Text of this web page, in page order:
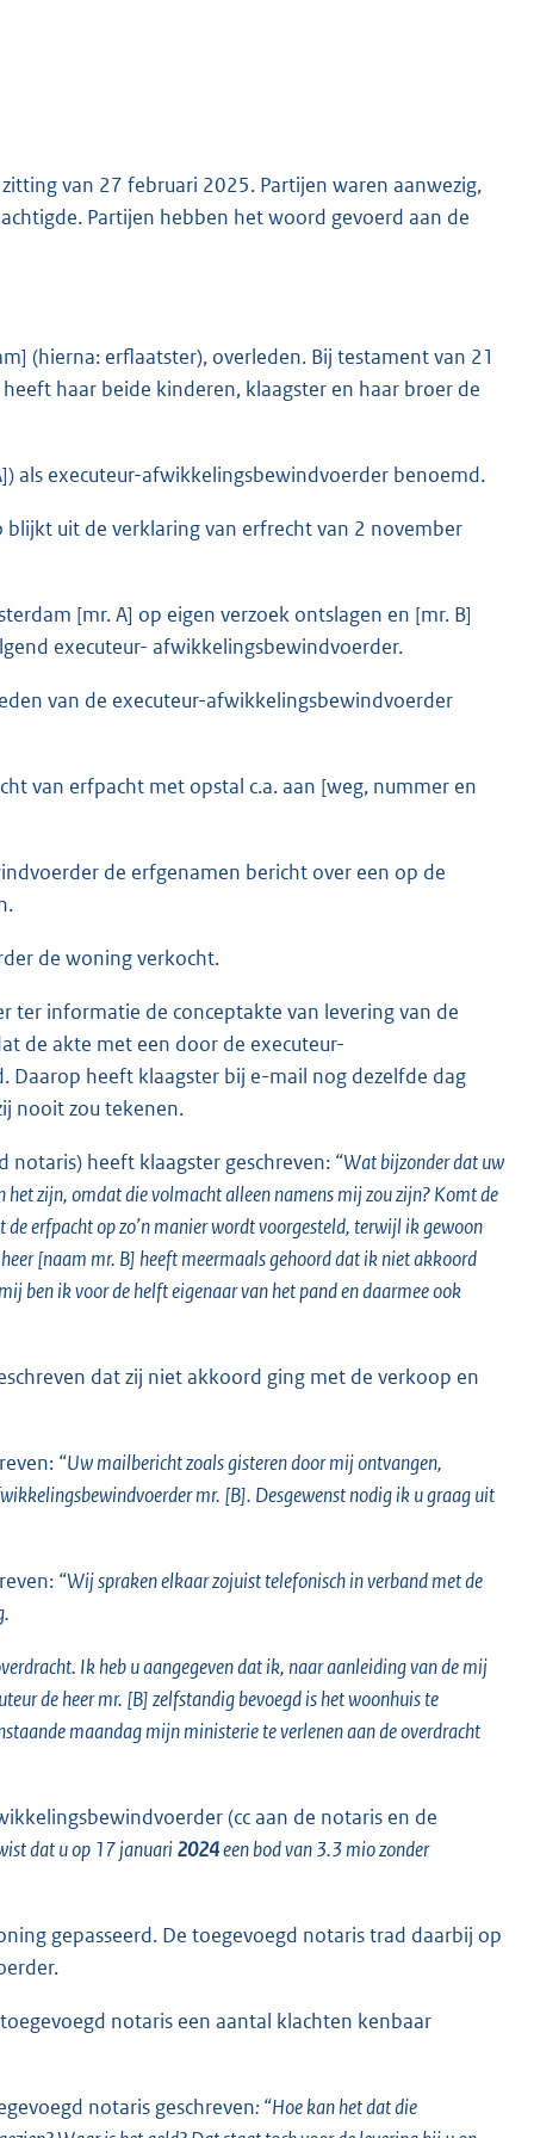
van 27 februari 2025. Partijen waren aanwezig,
Partijen hebben het woord gevoerd aan de
(hierna: erflaatster), overleden. Bij testament van 21
haar beide kinderen, klaagster en haar broer de
executeur-afwikkelingsbewindvoerder benoemd.
uit de verklaring van erfrecht van 2 november
[mr. A] op eigen verzoek ontslagen en [mr. B]
executeur- afwikkelingsbewindvoerder.
van de executeur-afwikkelingsbewindvoerder
van erfpacht met opstal c.a. aan [weg, nummer en
de erfgenamen bericht over een op de
de woning verkocht.
informatie de conceptakte van levering van de
de akte met een door de executeur-
heeft klaagster bij e-mail nog dezelfde dag
nooit zou tekenen.
heeft klaagster geschreven: “Wat bijzonder dat uw
zijn, omdat die volmacht alleen namens mij zou zijn? Komt de
erfpacht op zo’n manier wordt voorgesteld, terwijl ik gewoon
[naam mr. B] heeft meermaals gehoord dat ik niet akkoord
ben ik voor de helft eigenaar van het pand en daarmee ook
dat zij niet akkoord ging met de verkoop en
“Uw mailbericht zoals gisteren door mij ontvangen,
mr. [B]. Desgewenst nodig ik u graag uit
“Wij spraken elkaar zojuist telefonisch in verband met de
Ik heb u aangegeven dat ik, naar aanleiding van de mij
de heer mr. [B] zelfstandig bevoegd is het woonhuis te
maandag mijn ministerie te verlenen aan de overdracht
(cc aan de notaris en de
dat u op 17 januari2024een bod van 3.3 mio zonder
gepasseerd. De toegevoegd notaris trad daarbij op
notaris een aantal klachten kenbaar
notaris geschreven: “Hoe kan het dat die